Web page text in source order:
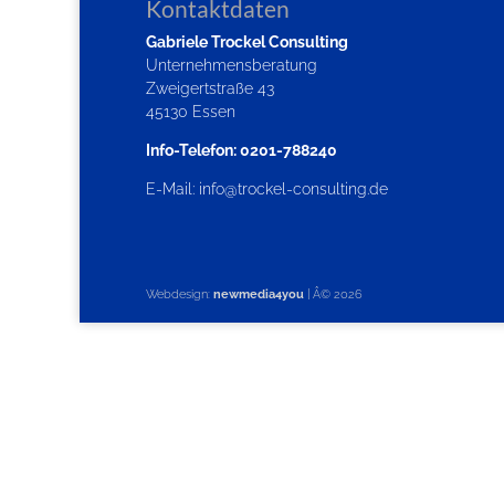
Kontaktdaten
Gabriele Trockel Consulting
Unternehmensberatung
Zweigertstraße 43
45130 Essen
Info-Telefon: 0201-788240
E-Mail: info@trockel-consulting.de
Webdesign: newmedia4you | Â© 2026